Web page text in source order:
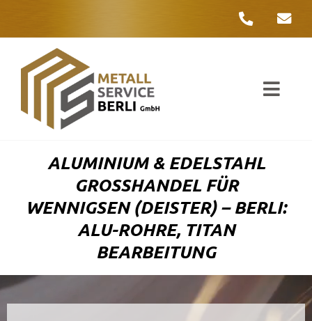
ALUMINIUM & EDELSTAHL
GROSSHANDEL FÜR W
ENNIGSEN (DEISTER) – BERLI: A
LU-ROHRE, TITAN B
EARBEITUNG